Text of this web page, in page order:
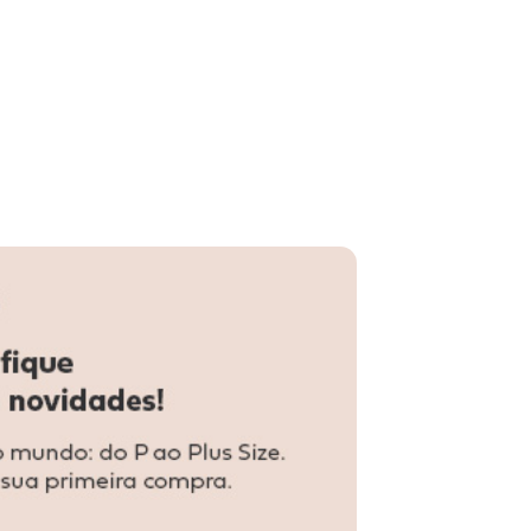
-57%